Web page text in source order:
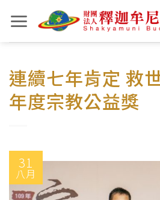
to
content
連續七年肯定 救
年度宗教公益獎
31
八月